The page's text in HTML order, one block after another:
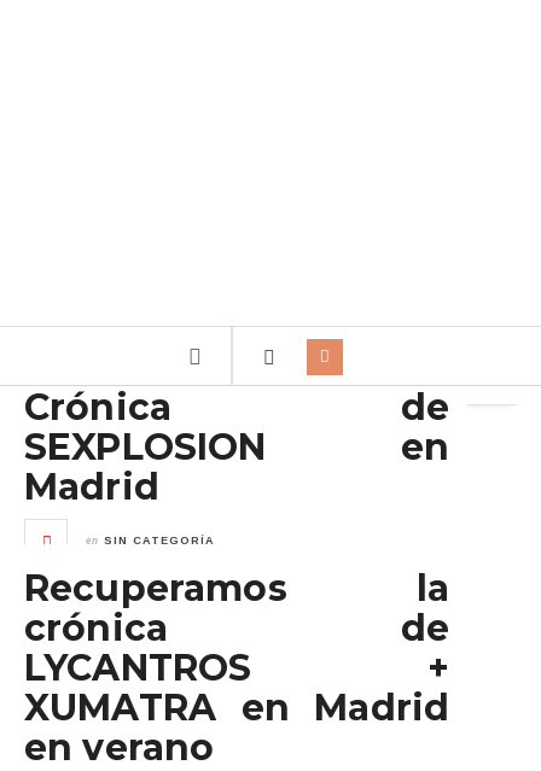
A Tope Producciones
Crónica de
SEXPLOSION en
Madrid
en SIN CATEGORÍA
Recuperamos la
crónica de
LYCANTROS +
XUMATRA en Madrid
en verano